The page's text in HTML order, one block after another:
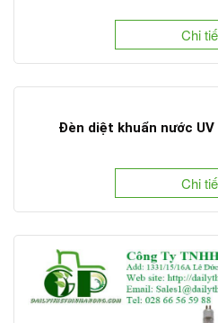
Chi
Đèn diệt khuẩn nước UV
Chi